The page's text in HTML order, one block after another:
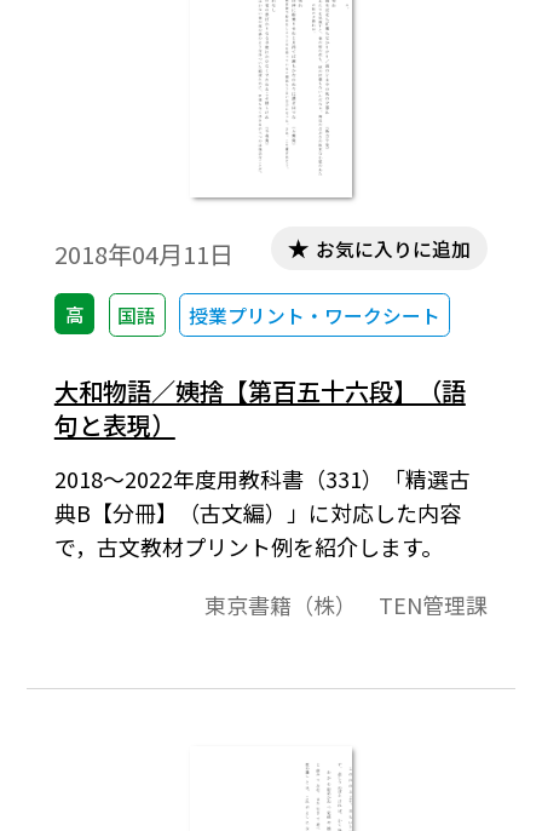
2018年04月11日
高 国語 授業プリント・ワークシート
お気に入りに追加
大和物語／姨捨【第百五十六段】（語
句と表現）
2018～2022年度用教科書（331）「精選古
典B【分冊】（古文編）」に対応した内容
で，古文教材プリント例を紹介します。
東京書籍（株） TEN管理課